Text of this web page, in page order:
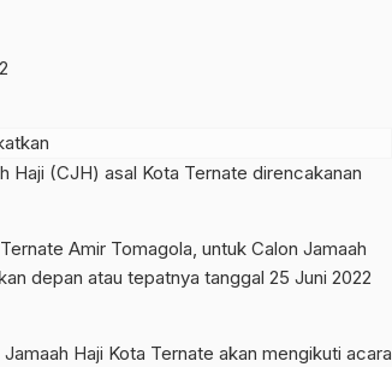
Haji (CJH) asal Kota Ternate direncakanan
Amir Tomagola, untuk Calon Jamaah
depan atau tepatnya tanggal 25 Juni 2022
Haji Kota Ternate akan mengikuti acara